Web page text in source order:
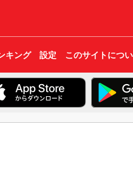
キング 設定 このサイトにつ